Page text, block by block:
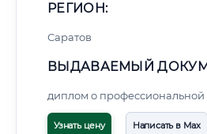
РЕГИОН:
Саратов
ВЫДАВАЕМЫЙ
диплом о профессиональной
Узнать цену Написать в Max